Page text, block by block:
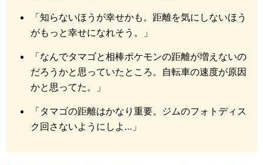
「知らないほうが幸せかも。距離を気にしないほう
がもっと幸せになれそう。」
「なんでタマゴと相棒ポケモンの距離が増えないの
だろうかと思っていたところ。自転車の速度が原因
かと思ってた。」
「タマゴの距離はかなり重要。ジムのフォトディス
ク回さないようにしよ…」